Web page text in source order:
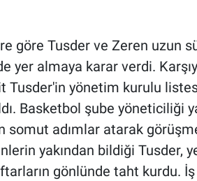
göre Tusder ve Zeren uzun
yer almaya karar verdi.
Tusder'in yönetim kurulu
Basketbol şube yöneticiliği
somut adımlar atarak
yakından bildiği Tusder,
gönlünde taht kurdu.